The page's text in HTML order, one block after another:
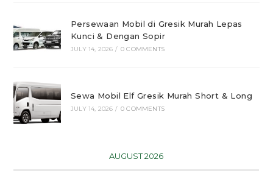
Persewaan Mobil di Gresik Murah Lepas
Kunci & Dengan Sopir
JULY 14, 2026 / 0 COMMENTS
Sewa Mobil Elf Gresik Murah Short & Long
JULY 14, 2026 / 0 COMMENTS
AUGUST 2026